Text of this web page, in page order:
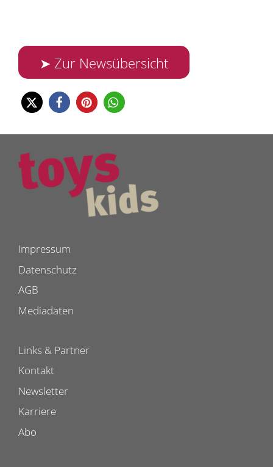
➤ Zur Newsübersicht
Impressum
Datenschutz
AGB
Mediadaten
Links & Partner
Kontakt
Newsletter
Karriere
Abo